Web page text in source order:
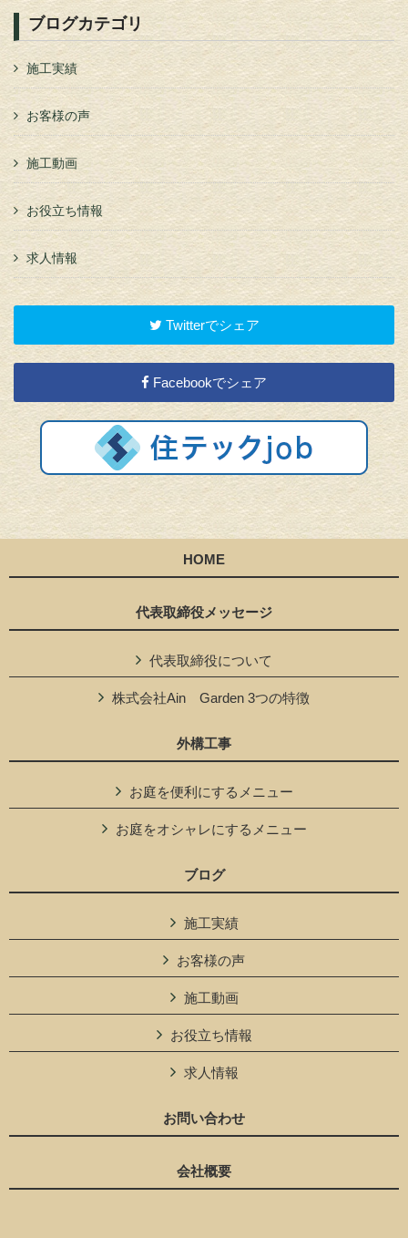
ブログカテゴリ
施工実績
お客様の声
施工動画
お役立ち情報
求人情報
Twitterでシェア
Facebookでシェア
HOME
代表取締役メッセージ
代表取締役について
株式会社Ain Garden 3つの特徴
外構工事
お庭を便利にするメニュー
お庭をオシャレにするメニュー
ブログ
施工実績
お客様の声
施工動画
お役立ち情報
求人情報
お問い合わせ
会社概要